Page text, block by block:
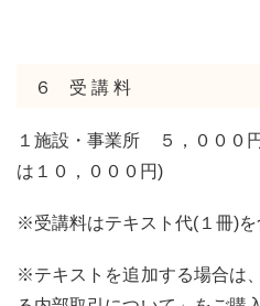
６ 受 講 料
１施設・事業所 ５，０００
は１０，０００円)
※受講料はテキスト代(１冊)を
※テキストを追加する場合は